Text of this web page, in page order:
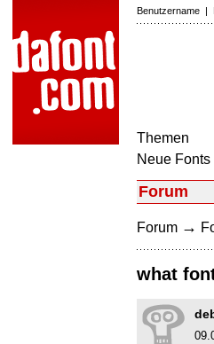
Benutzername |
Themen
Neue Fonts
Forum
Forum →
what